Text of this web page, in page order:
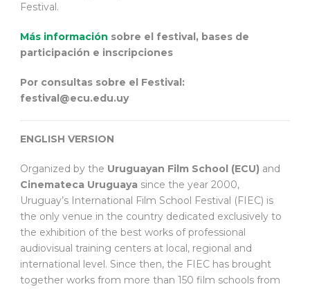
Festival.
Más información sobre el festival, bases de
participación e inscripciones
Por consultas sobre el Festival:
festival@ecu.edu.uy
ENGLISH VERSION
Organized by the Uruguayan Film School (ECU) and
Cinemateca Uruguaya since the year 2000,
Uruguay’s International Film School Festival (FIEC) is
the only venue in the country dedicated exclusively to
the exhibition of the best works of professional
audiovisual training centers at local, regional and
international level. Since then, the FIEC has brought
together works from more than 150 film schools from